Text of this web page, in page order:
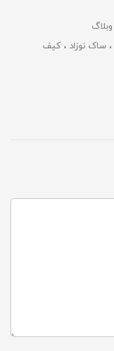
وبلاگ
ساک نوزاد
کیف